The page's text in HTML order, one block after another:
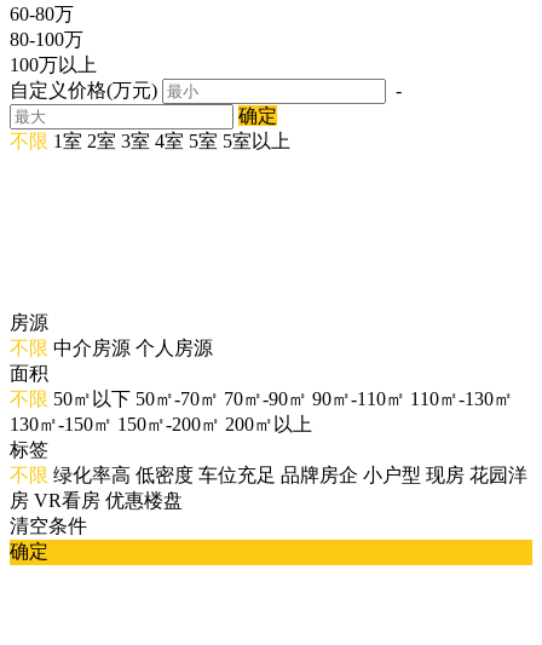
60-80万
80-100万
100万以上
自定义价格(万元)
-
确定
不限 1室 2室 3室 4室 5室 5室以上
房源
不限 中介房源 个人房源
面积
不限 50㎡以下 50㎡-70㎡ 70㎡-90㎡ 90㎡-110㎡ 110㎡-130㎡
130㎡-150㎡ 150㎡-200㎡ 200㎡以上
标签
不限 绿化率高 低密度 车位充足 品牌房企 小户型 现房 花园洋
房 VR看房 优惠楼盘
清空条件
确定